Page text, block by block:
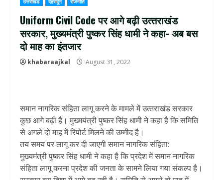
Uniform Civil Code पर आगे बढ़ी उत्‍तराखंड
सरकार, मुख्यमंत्री पुष्कर सिंह धामी ने कहा- अब बस
दो माह का इंतजार
khabaraajkal August 31, 2022
समान नागरिक संहिता लागू करने के मामले में उत्‍तराखंड सरकार
कुछ आगे बढ़ी है। मुख्‍मयंत्री पुष्‍कर सिंह धामी ने कहा है कि समिति
से अगले दो माह में रिपोर्ट मिलने की उम्मीद है।
तय समय पर लागू कर दी जाएगी समान नागरिक संहिता:
मुख्यमंत्री पुष्कर सिंह धामी ने कहा है कि प्रदेश में समान नागरिक
संहिता लागू करना प्रदेश की जनता के सामने लिया गया संकल्प है।